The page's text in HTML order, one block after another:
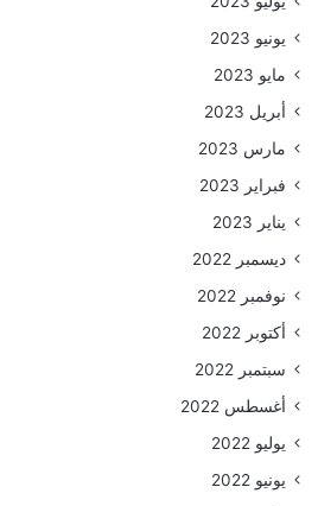
يونيو 2023
مايو 2023
أبريل 2023
مارس 2023
فبراير 2023
يناير 2023
ديسمبر 2022
نوفمبر 2022
أكتوبر 2022
سبتمبر 2022
أغسطس 2022
يوليو 2022
يونيو 2022